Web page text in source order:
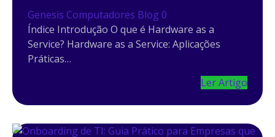
Genesis Computadores Blog 0
Índice Introdução O que é Hardware as a
Service? Hardware as a Service: Aplicações
Práticas…
Ler Artigo